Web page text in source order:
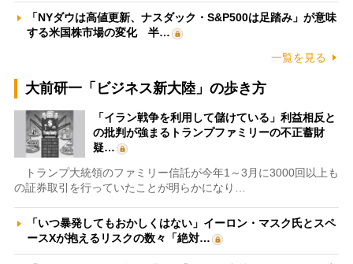
「NYダウは高値更新、ナスダック・S&P500は足踏み」が意味
する米国株市場の変化 半…
一覧を見る
大前研一「ビジネス新大陸」の歩き方
「イラン戦争を利用して儲けている」利益相反と
の批判が強まるトランプファミリーの不正蓄財
疑…
トランプ大統領のファミリー信託が今年1～3月に3000回以上も
の証券取引を行っていたことが明らかになり…
「いつ暴発してもおかしくはない」イーロン・マスク氏とスペ
ースXが抱えるリスクの数々「絶対…